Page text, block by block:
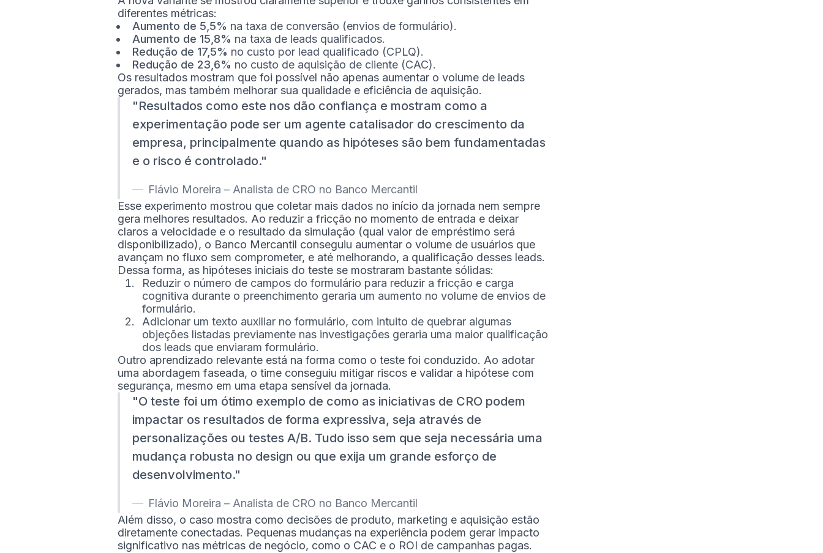
diferentes métricas:
Aumento de 5,5% na taxa de conversão (envios de formulário).
Aumento de 15,8% na taxa de leads qualificados.
Redução de 17,5% no custo por lead qualificado (CPLQ).
Redução de 23,6% no custo de aquisição de cliente (CAC).
Os resultados mostram que foi possível não apenas aumentar o volume de leads
gerados, mas também melhorar sua qualidade e eficiência de aquisição.
Resultados como este nos dão confiança e mostram como a
experimentação pode ser um agente catalisador do crescimento da
empresa, principalmente quando as hipóteses são bem fundamentadas
e o risco é controlado.
Flávio Moreira – Analista de CRO no Banco Mercantil
Esse experimento mostrou que coletar mais dados no início da jornada nem sempre
gera melhores resultados. Ao reduzir a fricção no momento de entrada e deixar
claros a velocidade e o resultado da simulação (qual valor de empréstimo será
disponibilizado), o Banco Mercantil conseguiu aumentar o volume de usuários que
avançam no fluxo sem comprometer, e até melhorando, a qualificação desses leads.
Dessa forma, as hipóteses iniciais do teste se mostraram bastante sólidas:
Reduzir o número de campos do formulário para reduzir a fricção e carga
cognitiva durante o preenchimento geraria um aumento no volume de envios de
formulário.
Adicionar um texto auxiliar no formulário, com intuito de quebrar algumas
objeções listadas previamente nas investigações geraria uma maior qualificação
dos leads que enviaram formulário.
Outro aprendizado relevante está na forma como o teste foi conduzido. Ao adotar
uma abordagem faseada, o time conseguiu mitigar riscos e validar a hipótese com
segurança, mesmo em uma etapa sensível da jornada.
O teste foi um ótimo exemplo de como as iniciativas de CRO podem
impactar os resultados de forma expressiva, seja através de
personalizações ou testes A/B. Tudo isso sem que seja necessária uma
mudança robusta no design ou que exija um grande esforço de
desenvolvimento.
Flávio Moreira – Analista de CRO no Banco Mercantil
Além disso, o caso mostra como decisões de produto, marketing e aquisição estão
diretamente conectadas. Pequenas mudanças na experiência podem gerar impacto
significativo nas métricas de negócio, como o CAC e o ROI de campanhas pagas.